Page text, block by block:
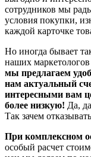
сотрудников мы
условия покупки,
каждой карточке
Но иногда бывает
наших
мы предлагаем
нам актуальный
интересными вам
более низкую! Да,
Так зачем
При комплексном
особый расчет